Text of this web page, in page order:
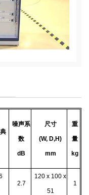
噪声系
数
dB
尺寸
(W, D,H)
mm
重
量
kg
2.7
120 x 100 x
51
1